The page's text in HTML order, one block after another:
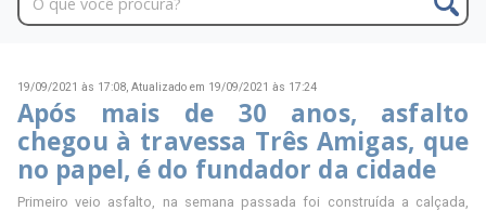
19/09/2021 às 17:08, Atualizado em 19/09/2021 às 17:24
Após mais de 30 anos, asfalto
chegou à travessa Três Amigas, que
no papel, é do fundador da cidade
Primeiro veio asfalto, na semana passada foi construída a calçada,